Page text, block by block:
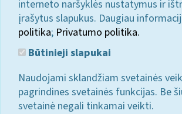
interneto naršyklės nustatymus ir
įrašytus slapukus. Daugiau
politika; Privatumo politika.
Būtinieji slapukai
Naudojami sklandžiam svetainės
pagrindines svetainės funkcijas. Be
svetainė negali tinkamai veikti.